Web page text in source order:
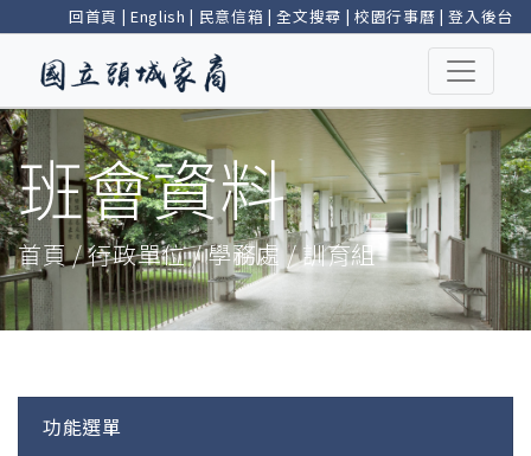
回首頁 | English | 民意信箱 |全文搜尋 | 校園行事曆 |登入後台
班會資料
首頁 / 行政單位 / 學務處 / 訓育組
功能選單